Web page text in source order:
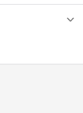
de linho com
Conta com
pregas logo